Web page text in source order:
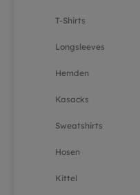
T-Shirts
Longsleeves
Hemden
Kasacks
Sweatshirts
Hosen
Kittel